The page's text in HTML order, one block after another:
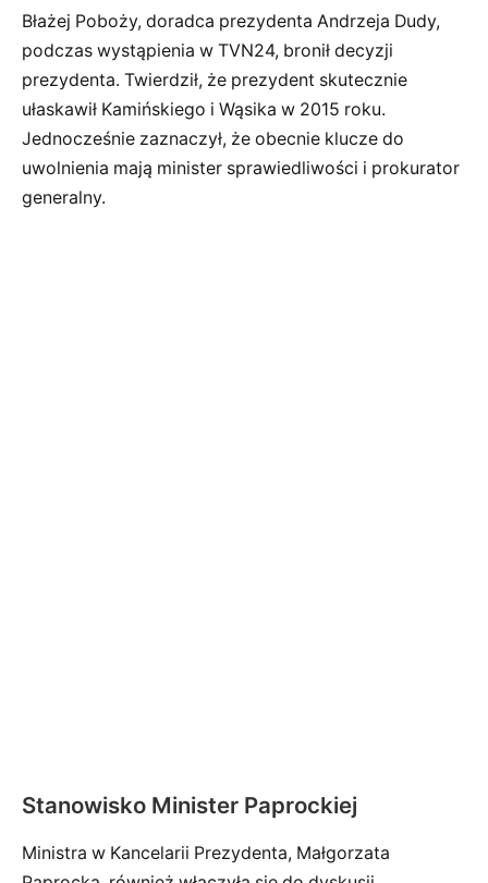
Błażej Poboży, doradca prezydenta Andrzeja Dudy,
podczas wystąpienia w TVN24, bronił decyzji
prezydenta. Twierdził, że prezydent skutecznie
ułaskawił Kamińskiego i Wąsika w 2015 roku.
Jednocześnie zaznaczył, że obecnie klucze do
uwolnienia mają minister sprawiedliwości i prokurator
generalny.
Stanowisko Minister Paprockiej
Ministra w Kancelarii Prezydenta, Małgorzata